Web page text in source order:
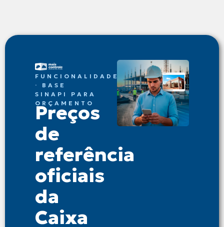
FUNCIONALIDADE
· BASE
SINAPI PARA
ORÇAMENTO
Preços
de
referência
oficiais
da
Caixa